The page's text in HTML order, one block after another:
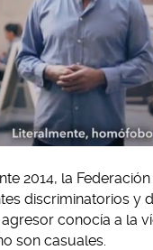
2014, la
discriminatorios y
conocía a la
son casuales.